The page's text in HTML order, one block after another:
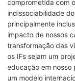
comprometida com
indissociabilidade
principalmente
impacto de nossos
transformação das
os IFs sejam um
educação em nosso
um modelo